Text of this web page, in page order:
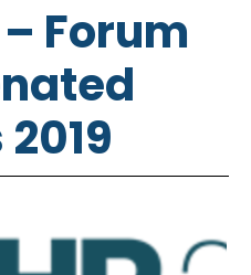
– Forum